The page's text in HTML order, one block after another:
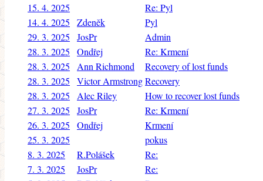
15. 4. 2025
Re: Pyl
14. 4. 2025
Zdeněk
Pyl
29. 3. 2025
JosPr
Admin
28. 3. 2025
Ondřej
Re: Krmení
28. 3. 2025
Ann Richmond
Recovery of lost funds
28. 3. 2025
Victor ArmstrongRecovery
28. 3. 2025
Alec Riley
How to recover lost funds
27. 3. 2025
JosPr
Re: Krmení
26. 3. 2025
Ondřej
Krmení
25. 3. 2025
pokus
8. 3. 2025
R.Polášek
Re:
7. 3. 2025
JosPr
Re: